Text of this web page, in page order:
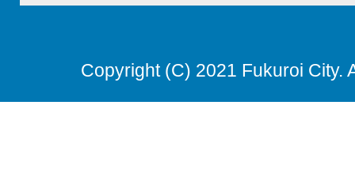
Copyright (C) 2021 Fukuroi City.